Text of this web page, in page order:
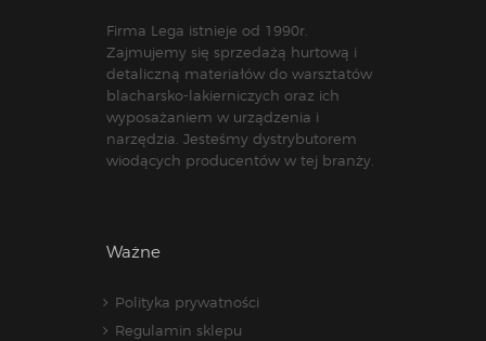
Firma Lega istnieje od 1990r.
Zajmujemy się sprzedażą hurtową i
detaliczną materiałów do warsztatów
blacharsko-lakierniczych oraz ich
wyposażaniem w urządzenia i
narzędzia. Jesteśmy dystrybutorem
wiodących producentów w tej branży.
Ważne
Polityka prywatności
Regulamin sklepu